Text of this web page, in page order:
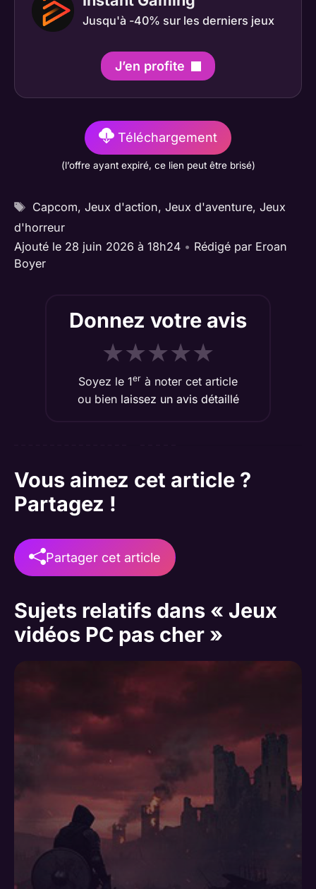
Jusqu'à -40% sur les derniers jeux
J’en profite
Téléchargement
(l’offre ayant expiré, ce lien peut être brisé)
Étiquettes
Capcom, Jeux d'action, Jeux d'aventure, Jeux
d'horreur
Ajouté le 28 juin 2026 à 18h24 • Rédigé par Eroan
Boyer
Donnez votre avis
★★★★★
Soyez le 1er à noter cet article
ou bien laissez un avis détaillé
Vous aimez cet article ?
Partagez !
Partager cet article
Sujets relatifs dans « Jeux
vidéos PC pas cher »